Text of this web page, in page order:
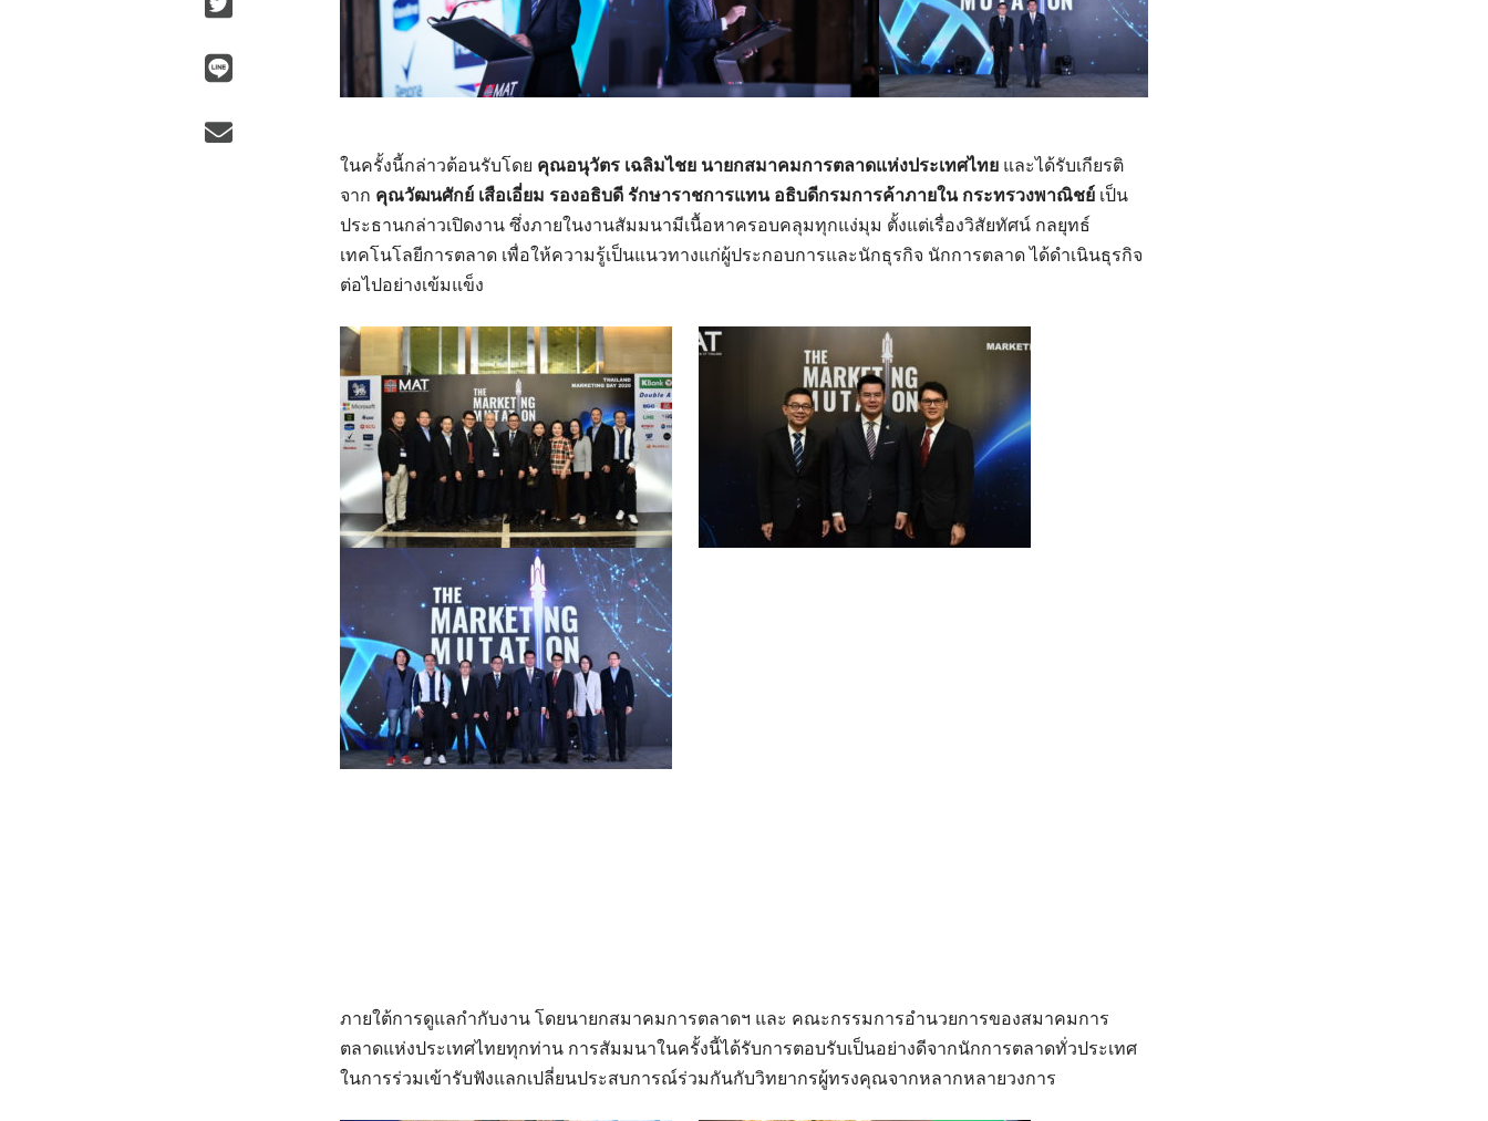
ในครั้งนี้กล่าวต้อนรับโดย คุณอนุวัตร เฉลิมไชย นายกสมาคมการตลาดแห่งประเทศไทย และได้รับเกียรติ
จาก คุณวัฒนศักย์ เสือเอี่ยม รองอธิบดี รักษาราชการแทน อธิบดีกรมการค้าภายใน กระทรวงพาณิชย์ เป็น
ประธานกล่าวเปิดงาน ซึ่งภายในงานสัมมนามีเนื้อหาครอบคลุมทุกแง่มุม ตั้งแต่เรื่องวิสัยทัศน์ กลยุทธ์
เทคโนโลยีการตลาด เพื่อให้ความรู้เป็นแนวทางแก่ผู้ประกอบการและนักธุรกิจ นักการตลาด ได้ดำเนินธุรกิจ
ต่อไปอย่างเข้มแข็ง
ภายใต้การดูแลกำกับงาน โดยนายกสมาคมการตลาดฯ และ คณะกรรมการอำนวยการของสมาคมการ
ตลาดแห่งประเทศไทยทุกท่าน การสัมมนาในครั้งนี้ได้รับการตอบรับเป็นอย่างดีจากนักการตลาดทั่วประเทศ
ในการร่วมเข้ารับฟังแลกเปลี่ยนประสบการณ์ร่วมกันกับวิทยากรผู้ทรงคุณจากหลากหลายวงการ